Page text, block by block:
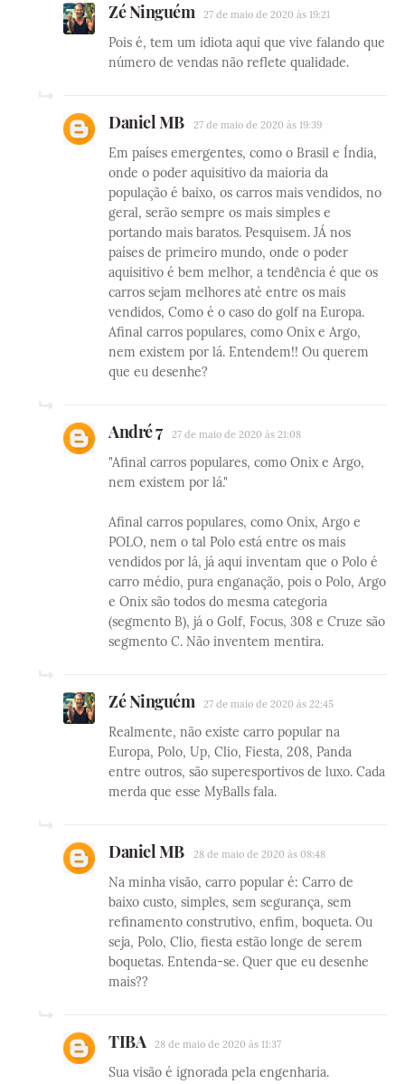
Zé Ninguém 27 de maio de 2020 às 19:21
Pois é, tem um idiota aqui que vive falando que
número de vendas não reflete qualidade.
Daniel MB 27 de maio de 2020 às 19:39
Em países emergentes, como o Brasil e Índia,
onde o poder aquisitivo da maioria da
população é baixo, os carros mais vendidos, no
geral, serão sempre os mais simples e
portando mais baratos. Pesquisem. JÁ nos
países de primeiro mundo, onde o poder
aquisitivo é bem melhor, a tendência é que os
carros sejam melhores até entre os mais
vendidos, Como é o caso do golf na Europa.
Afinal carros populares, como Onix e Argo,
nem existem por lá. Entendem!! Ou querem
que eu desenhe?
André 7 27 de maio de 2020 às 21:08
"Afinal carros populares, como Onix e Argo,
nem existem por lá."
Afinal carros populares, como Onix, Argo e
POLO, nem o tal Polo está entre os mais
vendidos por lá, já aqui inventam que o Polo é
carro médio, pura enganação, pois o Polo, Argo
e Onix são todos do mesma categoria
(segmento B), já o Golf, Focus, 308 e Cruze são
segmento C. Não inventem mentira.
Zé Ninguém 27 de maio de 2020 às 22:45
Realmente, não existe carro popular na
Europa, Polo, Up, Clio, Fiesta, 208, Panda
entre outros, são superesportivos de luxo. Cada
merda que esse MyBalls fala.
Daniel MB 28 de maio de 2020 às 08:48
Na minha visão, carro popular é: Carro de
baixo custo, simples, sem segurança, sem
refinamento construtivo, enfim, boqueta. Ou
seja, Polo, Clio, fiesta estão longe de serem
boquetas. Entenda-se. Quer que eu desenhe
mais??
TIBA 28 de maio de 2020 às 11:37
Sua visão é ignorada pela engenharia.